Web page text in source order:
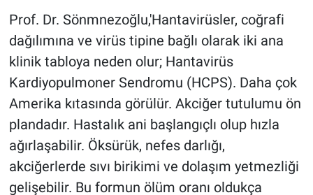
Prof. Dr. Sönmnezoğlu,'Hantavirüsler, coğrafi
dağılımına ve virüs tipine bağlı olarak iki ana
klinik tabloya neden olur; Hantavirüs
Kardiyopulmoner Sendromu (HCPS). Daha çok
Amerika kıtasında görülür. Akciğer tutulumu ön
plandadır. Hastalık ani başlangıçlı olup hızla
ağırlaşabilir. Öksürük, nefes darlığı,
akciğerlerde sıvı birikimi ve dolaşım yetmezliği
gelişebilir. Bu formun ölüm oranı oldukça